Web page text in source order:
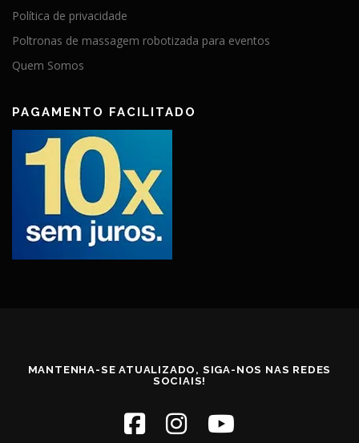
Política de privacidade
Poltronas de massagem robotizada para eventos
Quem Somos
PAGAMENTO FACILITADO
MANTENHA-SE ATUALIZADO, SIGA-NOS NAS REDES
SOCIAIS!